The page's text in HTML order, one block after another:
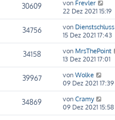
30609 von Frevler
22 Dez 2021 15:19
34756 von Dienstschluss
15 Dez 2021 17:43
34158 von MrsThePoint
13 Dez 2021 17:01
39967 von Wolke
09 Dez 2021 17:39
34869 von Cramy
09 Dez 2021 15:58